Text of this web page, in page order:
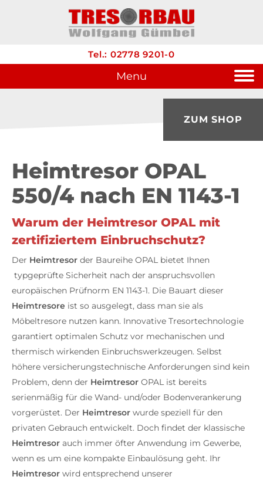
ZUM SHOP
Tel.: 02778 9201-0
Menu
Heimtresor OPAL
550/4 nach EN 1143-1
Warum der Heimtresor OPAL mit
zertifiziertem Einbruchschutz?
Der Heimtresor der Baureihe OPAL bietet Ihnen
typgeprüfte Sicherheit nach der anspruchsvollen
europäischen Prüfnorm EN 1143-1. Die Bauart dieser
Heimtresore ist so ausgelegt, dass man sie als
Möbeltresore nutzen kann. Innovative Tresortechnologie
garantiert optimalen Schutz vor mechanischen und
thermisch wirkenden Einbruchswerkzeugen. Selbst
höhere versicherungstechnische Anforderungen sind kein
Problem, denn der Heimtresor OPAL ist bereits
serienmäßig für die Wand- und/oder Bodenverankerung
vorgerüstet. Der Heimtresor wurde speziell für den
privaten Gebrauch entwickelt. Doch findet der klassische
Heimtresor auch immer öfter Anwendung im Gewerbe,
wenn es um eine kompakte Einbaulösung geht. Ihr
Heimtresor wird entsprechend unserer